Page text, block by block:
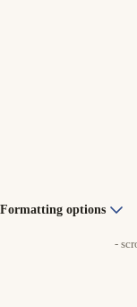
Formatting options
-